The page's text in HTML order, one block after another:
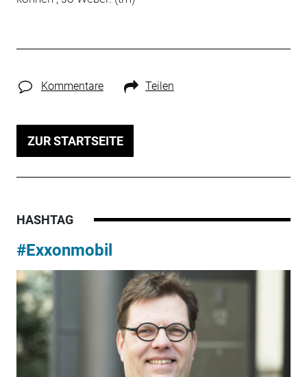
Kommentare Teilen
ZUR STARTSEITE
HASHTAG
#Exxonmobil